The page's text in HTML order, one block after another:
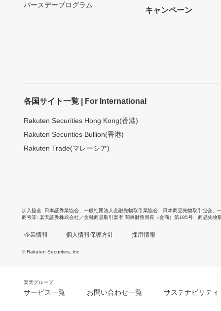
バースデープログラム
キャンペーン
各国サイト一覧 | For International
Rakuten Securities Hong Kong(香港)
Rakuten Securities Bullion(香港)
Rakuten Trade(マレーシア)
加入協会 日本証券業協会 一般社団法人金融先物取引業協会 日本商品先物取引協会
商号等 楽天証券株式会社／金融商品取引業者 関東財務局長（金商）第195号、商品先物
企業情報 個人情報保護方針 採用情報
© Rakuten Securities, Inc.
楽天グループ
サービス一覧 お問い合わせ一覧 サステナビリティ